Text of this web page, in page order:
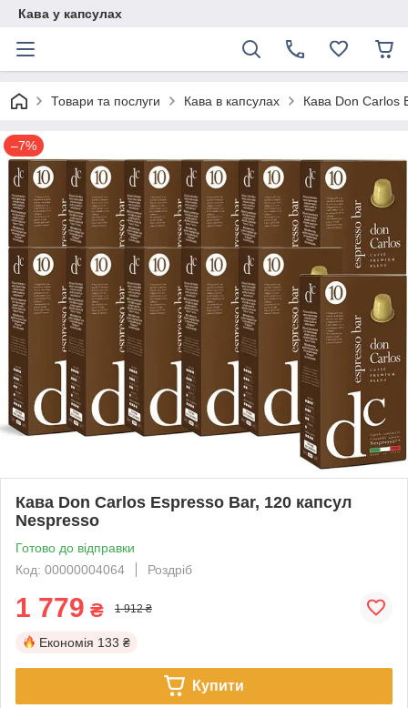
Кава у капсулах
Товари та послуги Кава в капсулах Кава Don Carlos
–7%
Кава Don Carlos Espresso Bar, 120 капсул
Nespresso
Готово до відправки
Код: 00000004064
Роздріб
1 779 ₴ 1 912 ₴
Економія 133 ₴
Купити